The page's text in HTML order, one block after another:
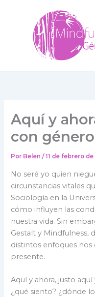
contenido
Aquí y
con género
Por Belen/11 de febrero
No seré yo quien
circunstancias vitales
Sociología en la
cómo influyen las
nuestra vida. Sin
Gestalt y Mindfulness,
distintos enfoques
presente.
Aquí y ahora, justo
¿qué siento? ¿dónde